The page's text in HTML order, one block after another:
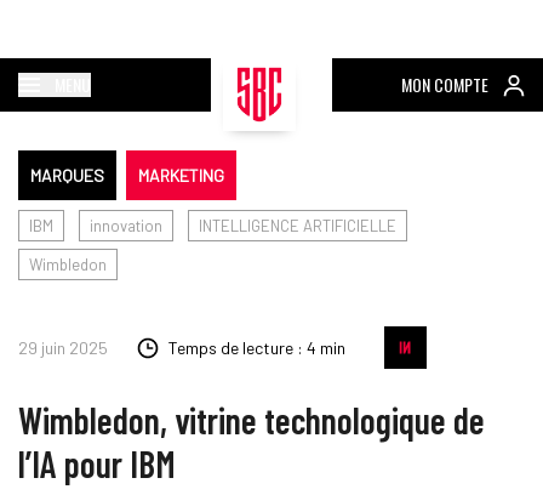
MON COMPTE
MARQUES MARKETING
IBM innovation
INTELLIGENCE ARTIFICIELLE
Wimbledon
29 juin 2025 Temps de lecture : 4 min
Wimbledon, vitrine technologique de
l’IA pour IBM